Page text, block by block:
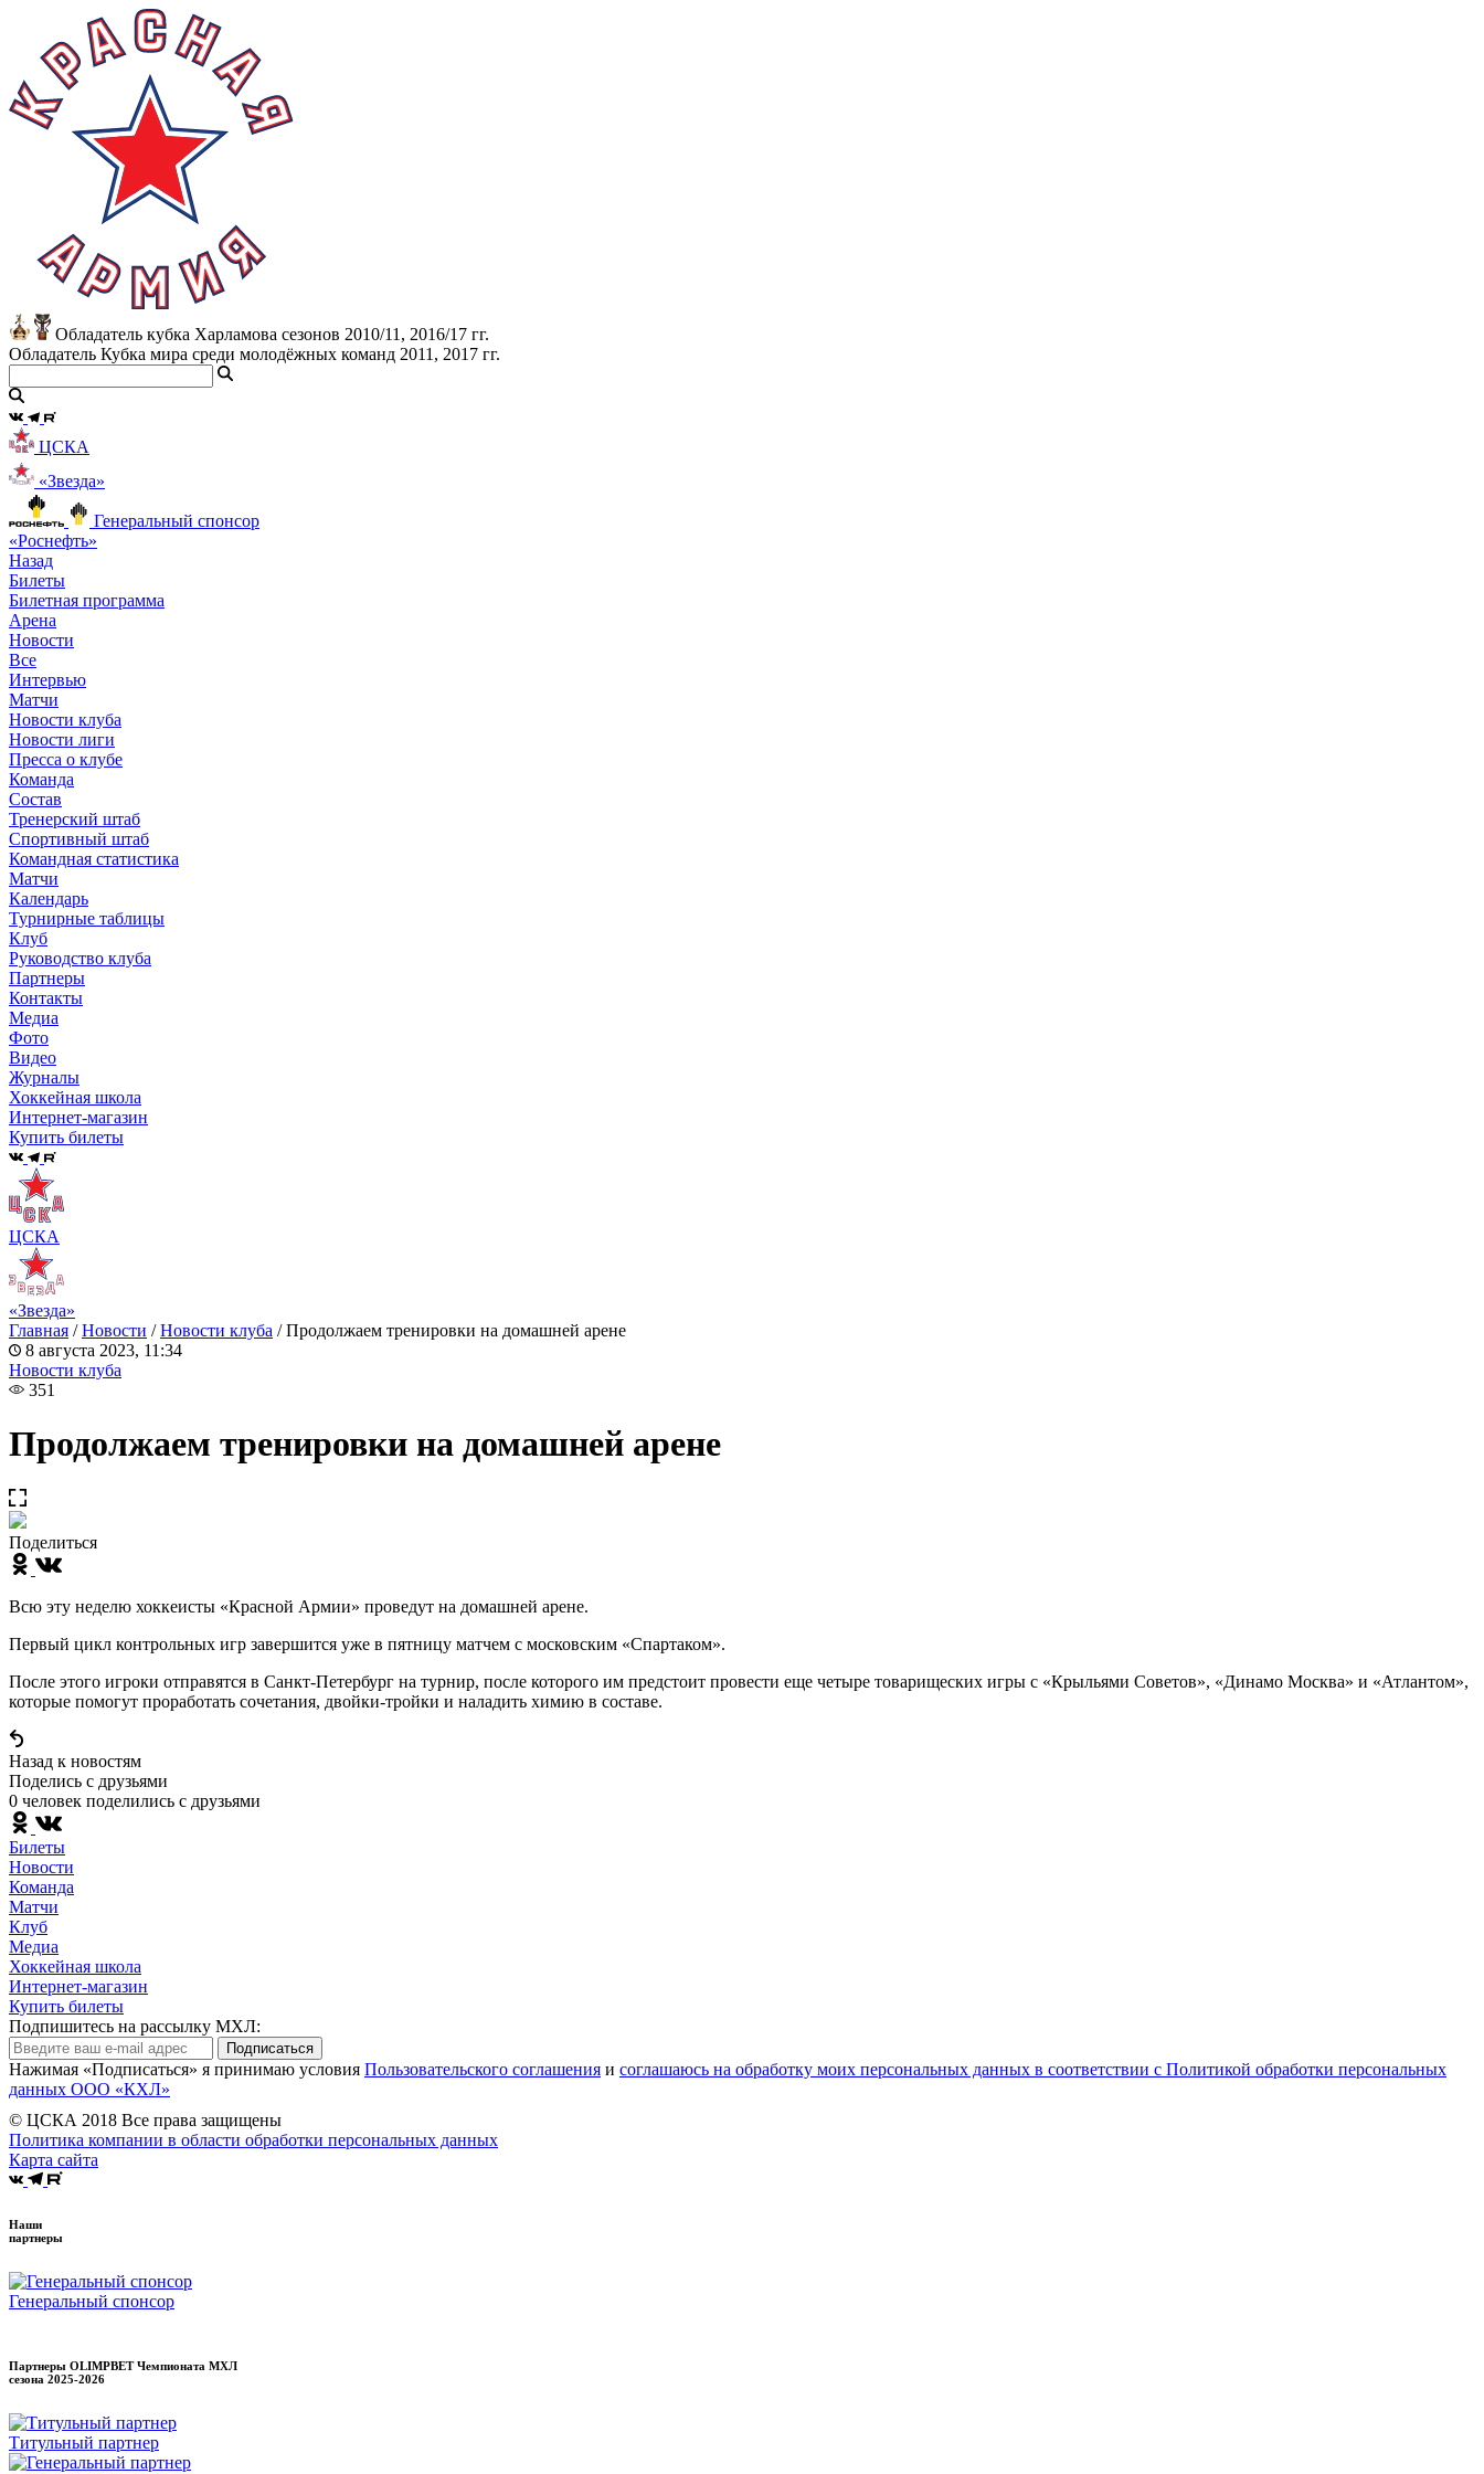
Обладатель кубка Харламова сезонов 2010/11, 2016/17 гг.
Обладатель Кубка мира среди молодёжных команд 2011, 2017 гг.
ЦСКА
«Звезда»
Генеральный спонсор
«Роснефть»
Назад
Билеты
Билетная программа
Арена
Новости
Все
Интервью
Матчи
Новости клуба
Новости лиги
Пресса о клубе
Команда
Состав
Тренерский штаб
Спортивный штаб
Командная статистика
Матчи
Календарь
Турнирные таблицы
Клуб
Руководство клуба
Партнеры
Контакты
Медиа
Фото
Видео
Журналы
Хоккейная школа
Интернет-магазин
Купить билеты
ЦСКА
«Звезда»
Главная /Новости /Новости клуба /Продолжаем тренировки на домашней арене
8 августа 2023, 11:34
Новости клуба
351
Продолжаем тренировки на домашней арене
Поделиться
Всю эту неделю хоккеисты «Красной Армии» проведут на домашней арене.
Первый цикл контрольных игр завершится уже в пятницу матчем с московским «Спартаком».
После этого игроки отправятся в Санкт-Петербург на турнир, после которого им предстоит провести еще четыре товарищеских игры с «Крыльями Советов», «Динамо Москва» и «Атлантом»,
которые помогут проработать сочетания, двойки-тройки и наладить химию в составе.
Назад к новостям
Поделись c друзьями
0 человек поделились c друзьями
Билеты
Новости
Команда
Матчи
Клуб
Медиа
Хоккейная школа
Интернет-магазин
Купить билеты
Подпишитесь на рассылку МХЛ:
Подписаться
Нажимая «Подписаться» я принимаю условия Пользовательского соглашения и соглашаюсь на обработку моих персональных данных в соответствии с Политикой обработки персональных
данных ООО «КХЛ»
© ЦСКА 2018 Все права защищены
Политика компании в области обработки персональных данных
Карта сайта
Наши
партнеры
Генеральный спонсор
Партнеры OLIMPBET Чемпионата МХЛ
сезона 2025-2026
Титульный партнер